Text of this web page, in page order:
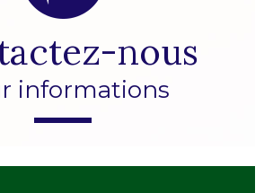
nous
informations